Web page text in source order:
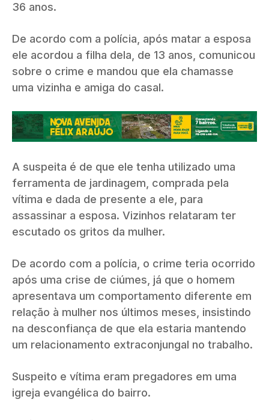
36 anos.
De acordo com a polícia, após matar a esposa
ele acordou a filha dela, de 13 anos, comunicou
sobre o crime e mandou que ela chamasse
uma vizinha e amiga do casal.
A suspeita é de que ele tenha utilizado uma
ferramenta de jardinagem, comprada pela
vítima e dada de presente a ele, para
assassinar a esposa. Vizinhos relataram ter
escutado os gritos da mulher.
De acordo com a polícia, o crime teria ocorrido
após uma crise de ciúmes, já que o homem
apresentava um comportamento diferente em
relação à mulher nos últimos meses, insistindo
na desconfiança de que ela estaria mantendo
um relacionamento extraconjungal no trabalho.
Suspeito e vítima eram pregadores em uma
igreja evangélica do bairro.